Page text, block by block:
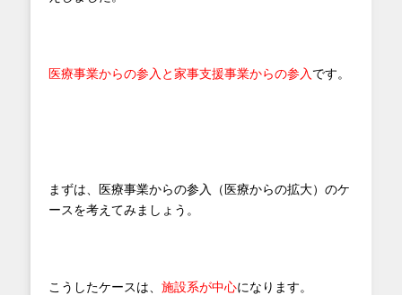
医療事業からの参入と家事支援事業からの参入 です。
まずは、医療事業からの参入（医療からの拡大）のケ
ースを考えてみましょう。
こうしたケースは、 施設系が中心になります。